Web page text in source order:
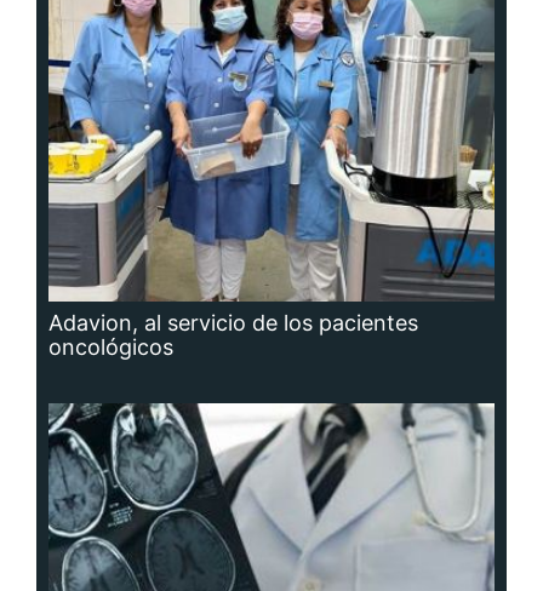
Adavion, al servicio de los pacientes
oncológicos